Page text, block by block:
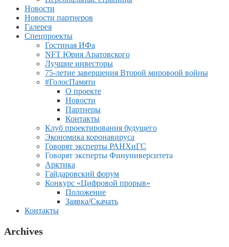
Новости
Новости партнеров
Галерея
Спецпроекты
Гостиная ИФа
NFT Юрия Аратовского
Лучшие инвесторы
75-летие завершения Второй мировоой войны
#ГолосПамяти
О проекте
Новости
Партнеры
Контакты
Клуб проектирования будущего
Экономика коронавируса
Говорят эксперты РАНХиГС
Говорят эксперты Финуниверситета
Арктика
Гайдаровский форум
Конкурс «Цифровой прорыв»
Положение
Заявка/Скачать
Контакты
Archives